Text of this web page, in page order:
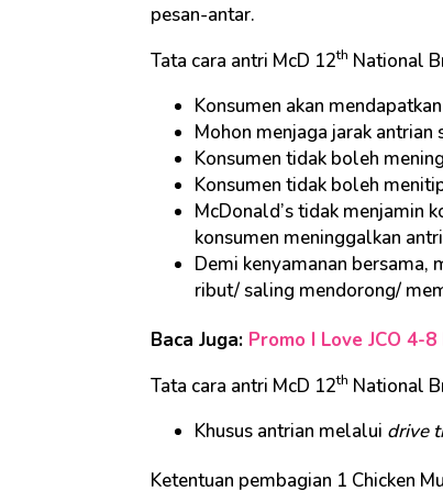
pesan-antar.
Tata cara antri McD 12th National
Konsumen akan
Mohon menjaga jarak
Konsumen tidak boleh
Konsumen tidak boleh
McDonald’s tidak menjamin
konsumen meninggalkan
Demi kenyamanan bersama,
ribut/ saling mendorong/
Baca Juga: Promo I Love JCO 4-
Tata cara antri McD 12th National
Khusus antrian melalui drive
Ketentuan pembagian 1 Chicken